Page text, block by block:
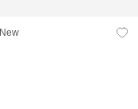
New